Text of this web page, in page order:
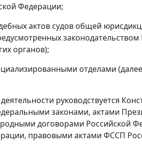
Федерации;
актов судов общей
органов);
отделами (далее
руководствуется
законами, актами
договорами Российской
правовыми актами ФССП